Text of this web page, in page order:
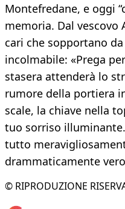
Montefredane, e oggi
memoria. Dal vescovo
cari che sopportano
incolmabile: «Prega
stasera attenderà lo
rumore della portiera
scale, la chiave nella
tuo sorriso
tutto
drammaticamente
© RIPRODUZIONE